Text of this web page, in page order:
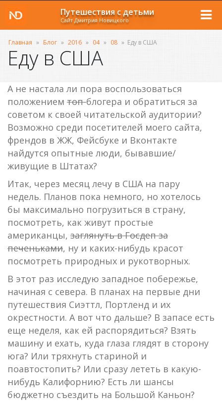
Путешествия с детьми
Сайт Дмитрия Новицкого
Главная » Блог » 2016 » 04 » 08 » Еду в США
Еду в США
А не настала ли пора воспользоваться
положением топ-блогера и обратиться за
советом к своей читательской аудитории?
Возможно среди посетителей моего сайта,
френдов в ЖЖ, Фейсбуке и Вконтакте
найдутся опытные люди, бывавшие/
живущие в Штатах?
Итак, через месяц лечу в США на пару
недель. Планов пока немного, но хотелось
бы максимально погрузиться в страну,
посмотреть, как живут простые
американцы, заглянуть в Госдеп за
печеньками, ну и каких-нибудь красот
посмотреть природных и рукотворных.
В этот раз исследую западное побережье,
начиная с севера. В планах на первые дни
путешествия Сиэттл, Портленд и их
окрестности. А вот что дальше? В запасе есть
еще неделя, как ей распорядиться? Взять
машину и ехать, куда глаза глядят в сторону
юга? Или тряхнуть стариной и
поавтостопить? Или сразу лететь в какую-
нибудь Калифорнию? Есть ли шансы
бюджетно съездить на Большой Каньон?